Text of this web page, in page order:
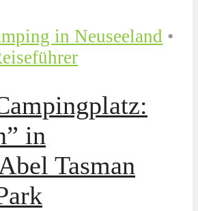
in Neuseeland •
in
Tasman